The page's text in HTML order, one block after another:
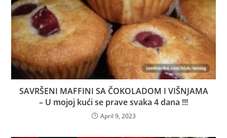
SAVRŠENI MAFFINI SA ČOKOLADOM I VIŠNJAMA
– U mojoj kući se prave svaka 4 dana !!!
April 9, 2023